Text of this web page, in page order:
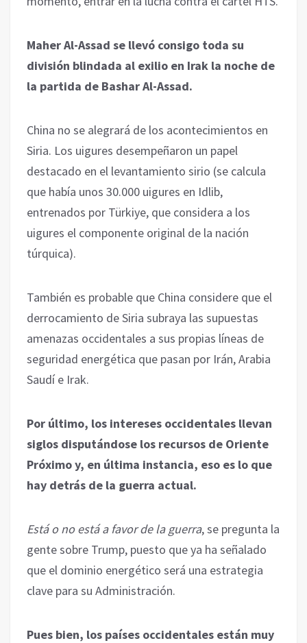
Maher Al-Assad se llevó consigo toda su
división blindada al exilio en Irak la noche de
la partida de Bashar Al-Assad.
China no se alegrará de los acontecimientos en
Siria. Los uigures desempeñaron un papel
destacado en el levantamiento sirio (se calcula
que había unos 30.000 uigures en Idlib,
entrenados por Türkiye, que considera a los
uigures el componente original de la nación
túrquica).
También es probable que China considere que el
derrocamiento de Siria subraya las supuestas
amenazas occidentales a sus propias líneas de
seguridad energética que pasan por Irán, Arabia
Saudí e Irak.
Por último, los intereses occidentales llevan
siglos disputándose los recursos de Oriente
Próximo y, en última instancia, eso es lo que
hay detrás de la guerra actual.
Está o no está a favor de la guerra, se pregunta la
gente sobre Trump, puesto que ya ha señalado
que el dominio energético será una estrategia
clave para su Administración.
Pues bien, los países occidentales están muy